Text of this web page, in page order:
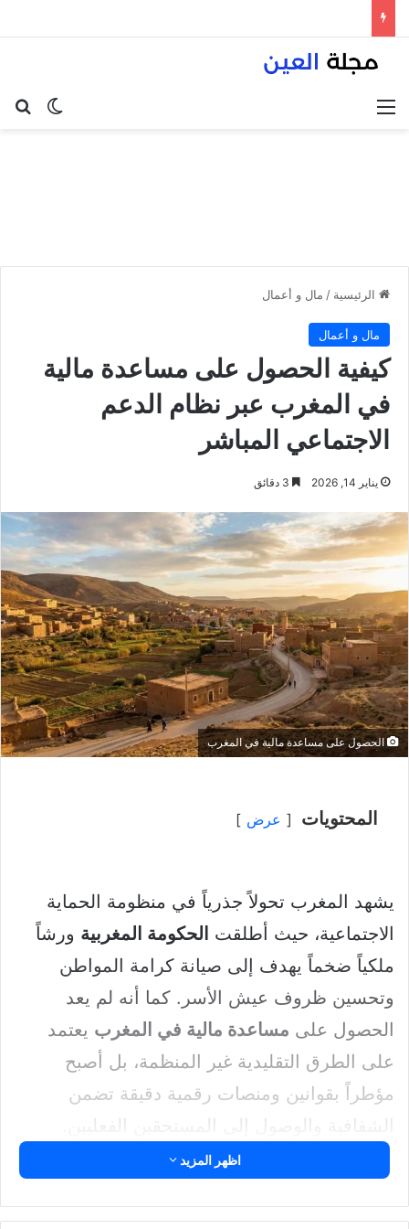
الوضع القائمة
الرئيسية / مال و أعمال
مال و أعمال
كيفية الحصول على مساعدة مالية
في المغرب عبر نظام الدعم
الاجتماعي المباشر
يناير 14, 2026
الحصول على مساعدة مالية في المغرب
المحتويات عرض
يشهد المغرب تحولاً جذرياً في منظومة الحماية
الاجتماعية، حيث أطلقت الحكومة المغربية ورشاً
ملكياً ضخماً يهدف إلى صيانة كرامة المواطن
وتحسين ظروف عيش الأسر. كما أنه لم يعد
الحصول على مساعدة مالية في المغرب يعتمد
على الطرق التقليدية غير المنظمة، بل أصبح
مؤطراً بقوانين ومنصات رقمية دقيقة تضمن
الشفافية والوصول إلى المستحقين الفعليين.
في هذا المقال الشامل، سنشرح بالتفصيل كيفية
الاستفادة من هذا البرنامج، وشروط الأهلية،
اظهر المزيد